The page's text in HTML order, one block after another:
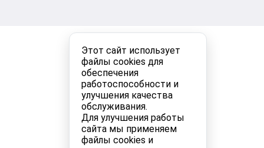
Этот сайт использует
файлы cookies для
обеспечения
работоспособности и
улучшения качества
обслуживания.
Для улучшения работы
сайта мы применяем
файлы cookies и